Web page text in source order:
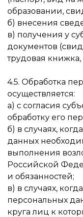
образовании,
б) внесения
в) получения у
документов
трудовая книжка,
4.5. Обработка
осуществляется:
а) с согласия
обработку его
б) в случаях,
данных
выполнения
Российской
и обязанностей;
в) в случаях,
персональных
круга лиц к